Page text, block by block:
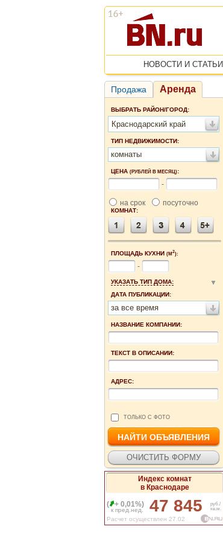
НОВОСТИ И СТАТЬИ
Продажа Аренда
ВЫБРАТЬ РАЙОН/ГОРОД:
Краснодарский край
ТИП НЕДВИЖИМОСТИ:
комнаты
ЦЕНА (РУБЛЕЙ В МЕСЯЦ):
-
на срок посуточно
КОМНАТ:
ПЛОЩАДЬ КУХНИ (М2):
-
УКАЗАТЬ ТИП ДОМА:
ДАТА ПУБЛИКАЦИИ:
за все время
НАЗВАНИЕ КОМПАНИИ:
ТЕКСТ В ОПИСАНИИ:
АДРЕС:
ТОЛЬКО С ФОТО
Индекс комнат
в Краснодаре
(
+ 0,01%)
к пред.нед. 47 845
руб./
кв.м.
Расчет осуществлен 27.02